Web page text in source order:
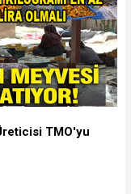
TMO'yu